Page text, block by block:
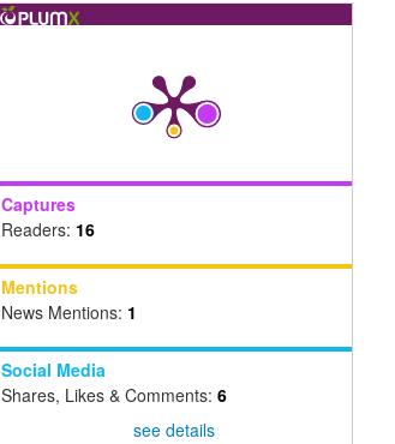
Captures
Readers: 16
Mentions
News Mentions: 1
Social Media
Shares, Likes & Comments: 6
see details